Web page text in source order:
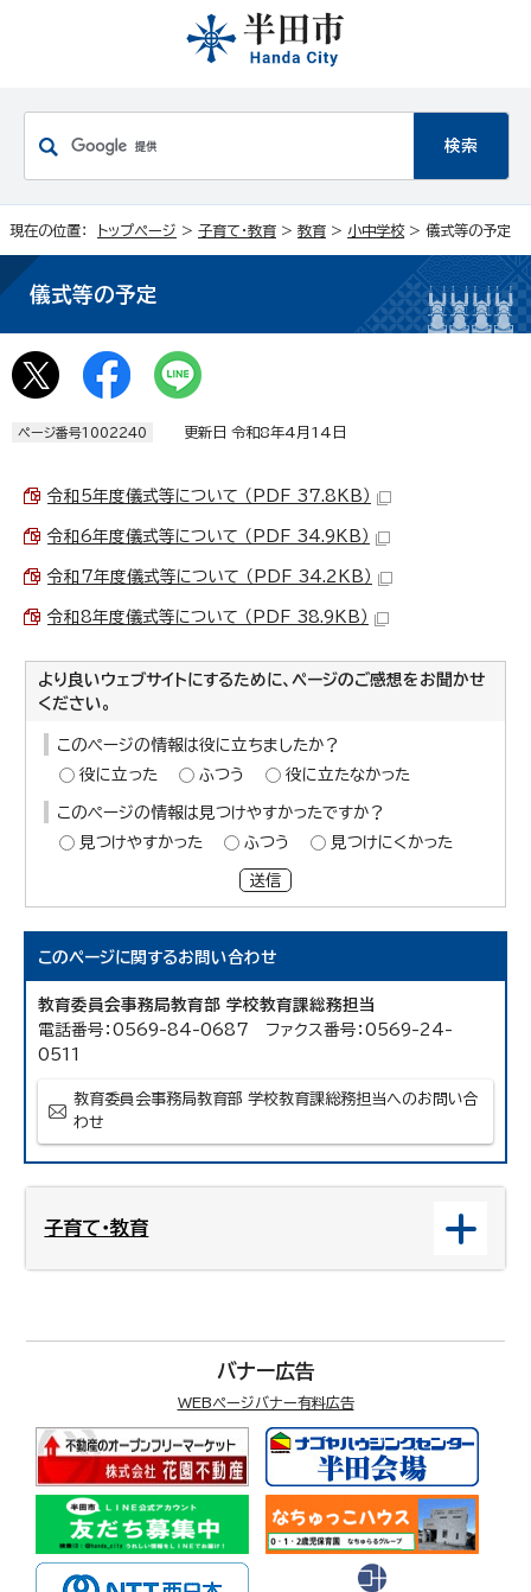
現在の位置： トップページ > 子育て・教育 > 教育 > 小中学校> 儀式等の予定
儀式等の予定
ページ番号1002240 更新日 令和8年4月14日
令和5年度儀式等について （PDF 37.8KB）
令和6年度儀式等について （PDF 34.9KB）
令和7年度儀式等について （PDF 34.2KB）
令和8年度儀式等について （PDF 38.9KB）
より良いウェブサイトにするために、ページのご感想をお聞かせ
ください。
このページの情報は役に立ちましたか？
役に立った
ふつう 役に立たなかった
このページの情報は見つけやすかったですか？
見つけやすかった
ふつう 見つけにくかった
送信
このページに関するお問い合わせ
教育委員会事務局教育部 学校教育課総務担当
電話番号：0569-84-0687 ファクス番号：0569-24-
0511
教育委員会事務局教育部 学校教育課総務担当へのお問い合
わせ
子育て・教育
バナー広告
WEBページバナー有料広告